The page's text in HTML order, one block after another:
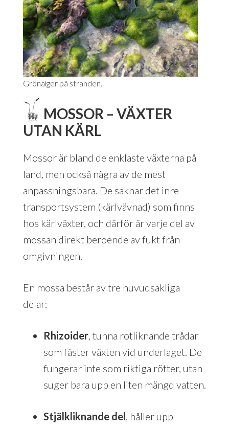
Grönalger på stranden.
MOSSOR – VÄXTER
UTAN KÄRL
Mossor är bland de enklaste växterna på
land, men också några av de mest
anpassningsbara. De saknar det inre
transportsystem (kärlvävnad) som finns
hos kärlväxter, och därför är varje del av
mossan direkt beroende av fukt från
omgivningen.
En mossa består av tre huvudsakliga
delar:
Rhizoider, tunna rotliknande trådar
som fäster växten vid underlaget. De
fungerar inte som riktiga rötter, utan
suger bara upp en liten mängd vatten.
Stjälkliknande del , håller upp